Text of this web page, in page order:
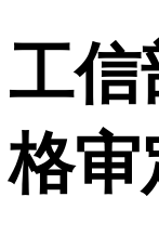
工信
格审